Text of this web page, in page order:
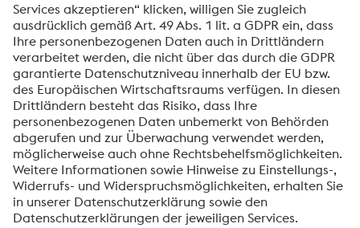
personenbezogenen Daten zum Zweck der Bearbeitung
Ihrer Anfrage verarbeitet. Weitere Informationen zur
Verarbeitung Ihrer personenbezogenen Daten sowie zu
Ihren Rechten finden Sie in unserer
Datenschutzmitteilung.
voestalpine High Performance Metals International
GmbH